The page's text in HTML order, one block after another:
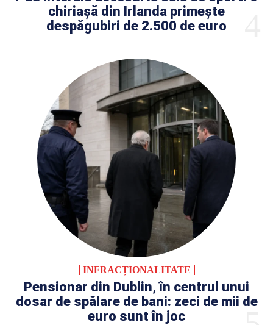
chiriașă din Irlanda primește
despăgubiri de 2.500 de euro
INFRACȚIONALITATE
Pensionar din Dublin, în centrul unui
dosar de spălare de bani: zeci de mii de
euro sunt în joc